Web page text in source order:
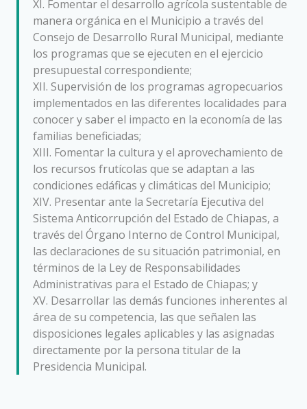
XI. Fomentar el desarrollo agrícola sustentable de
manera orgánica en el Municipio a través del
Consejo de Desarrollo Rural Municipal, mediante
los programas que se ejecuten en el ejercicio
presupuestal correspondiente;
XII. Supervisión de los programas agropecuarios
implementados en las diferentes localidades para
conocer y saber el impacto en la economía de las
familias beneficiadas;
XIII. Fomentar la cultura y el aprovechamiento de
los recursos frutícolas que se adaptan a las
condiciones edáficas y climáticas del Municipio;
XIV. Presentar ante la Secretaría Ejecutiva del
Sistema Anticorrupción del Estado de Chiapas, a
través del Órgano Interno de Control Municipal,
las declaraciones de su situación patrimonial, en
términos de la Ley de Responsabilidades
Administrativas para el Estado de Chiapas; y
XV. Desarrollar las demás funciones inherentes al
área de su competencia, las que señalen las
disposiciones legales aplicables y las asignadas
directamente por la persona titular de la
Presidencia Municipal.